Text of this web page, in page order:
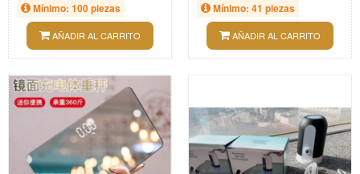
Mínimo: 100 piezas
AÑADIR AL CARRITO
Mínimo: 41 piezas
AÑADIR AL CARRITO